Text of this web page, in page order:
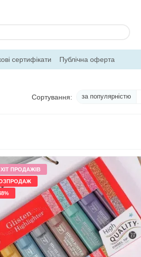
сертифікати
Публічна оферта
Сортування: за популярністю
ХІТ ПРОДАЖІВ